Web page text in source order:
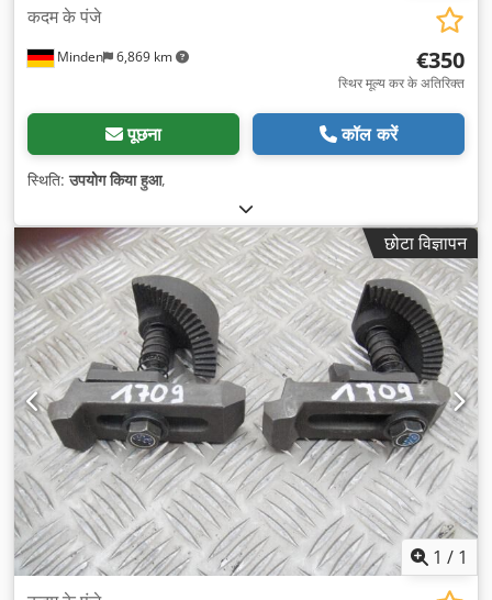
Minden 6,869 km
कदम के पंजे
€350
स्थिर मूल्य कर के अतिरिक्त
पूछना कॉल करें
स्थिति:उपयोग किया हुआ,
छोटा विज्ञापन
1 / 1